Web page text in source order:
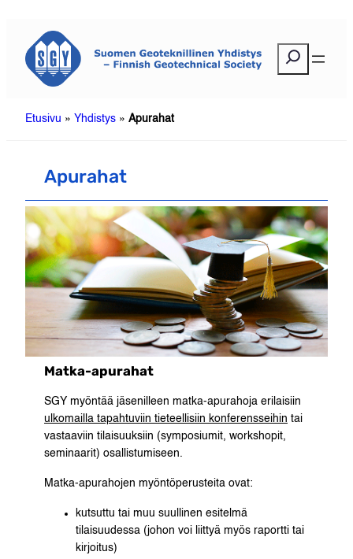
sisältöön
Etusivu » Yhdistys » Apurahat
Apurahat
Matka-apurahat
SGY myöntää jäsenilleen matka-apurahoja erilaisiin
ulkomailla tapahtuviin tieteellisiin konferensseihin tai
vastaaviin tilaisuuksiin (symposiumit, workshopit,
seminaarit) osallistumiseen.
Matka-apurahojen myöntöperusteita ovat:
kutsuttu tai muu suullinen esitelmä
tilaisuudessa (johon voi liittyä myös raportti tai
kirjoitus)